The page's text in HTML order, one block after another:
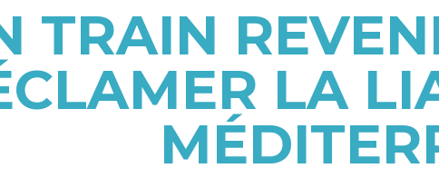
TRAIN
LA